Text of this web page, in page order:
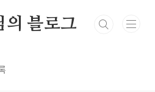
의 블로그